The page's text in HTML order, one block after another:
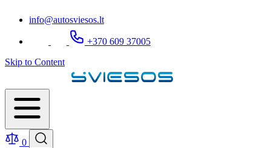
info@autosviesos.lt
+370 609 37005
Skip to Content
0